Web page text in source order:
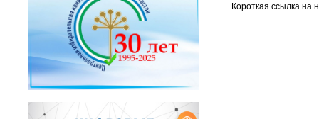
Короткая ссылка на